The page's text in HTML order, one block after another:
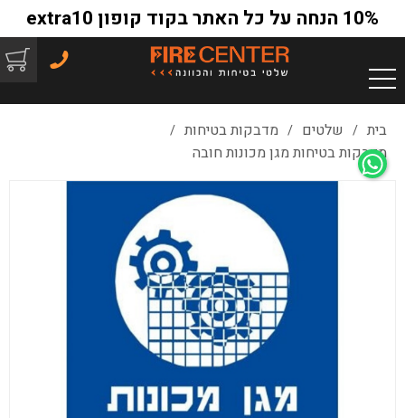
10% הנחה על כל האתר בקוד קופון extra10
בית / שלטים / מדבקות בטיחות /
מדבקות בטיחות מגן מכונות חובה